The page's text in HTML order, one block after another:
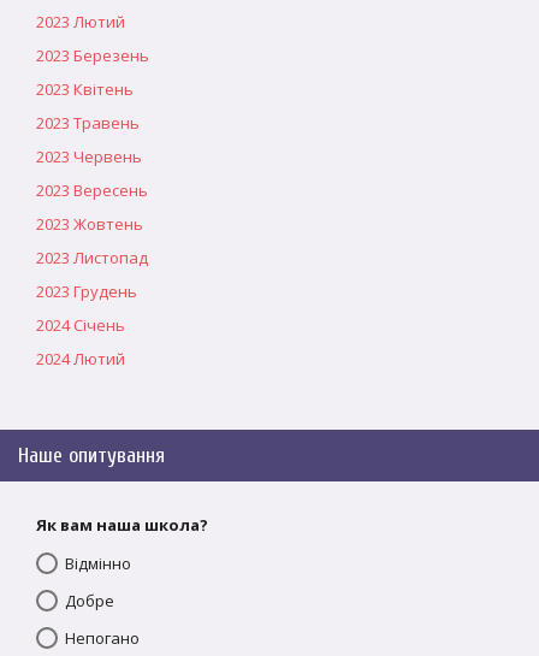
2023 Лютий
2023 Березень
2023 Квітень
2023 Травень
2023 Червень
2023 Вересень
2023 Жовтень
2023 Листопад
2023 Грудень
2024 Січень
2024 Лютий
Наше опитування
Як вам наша школа?
Відмінно
Добре
Непогано